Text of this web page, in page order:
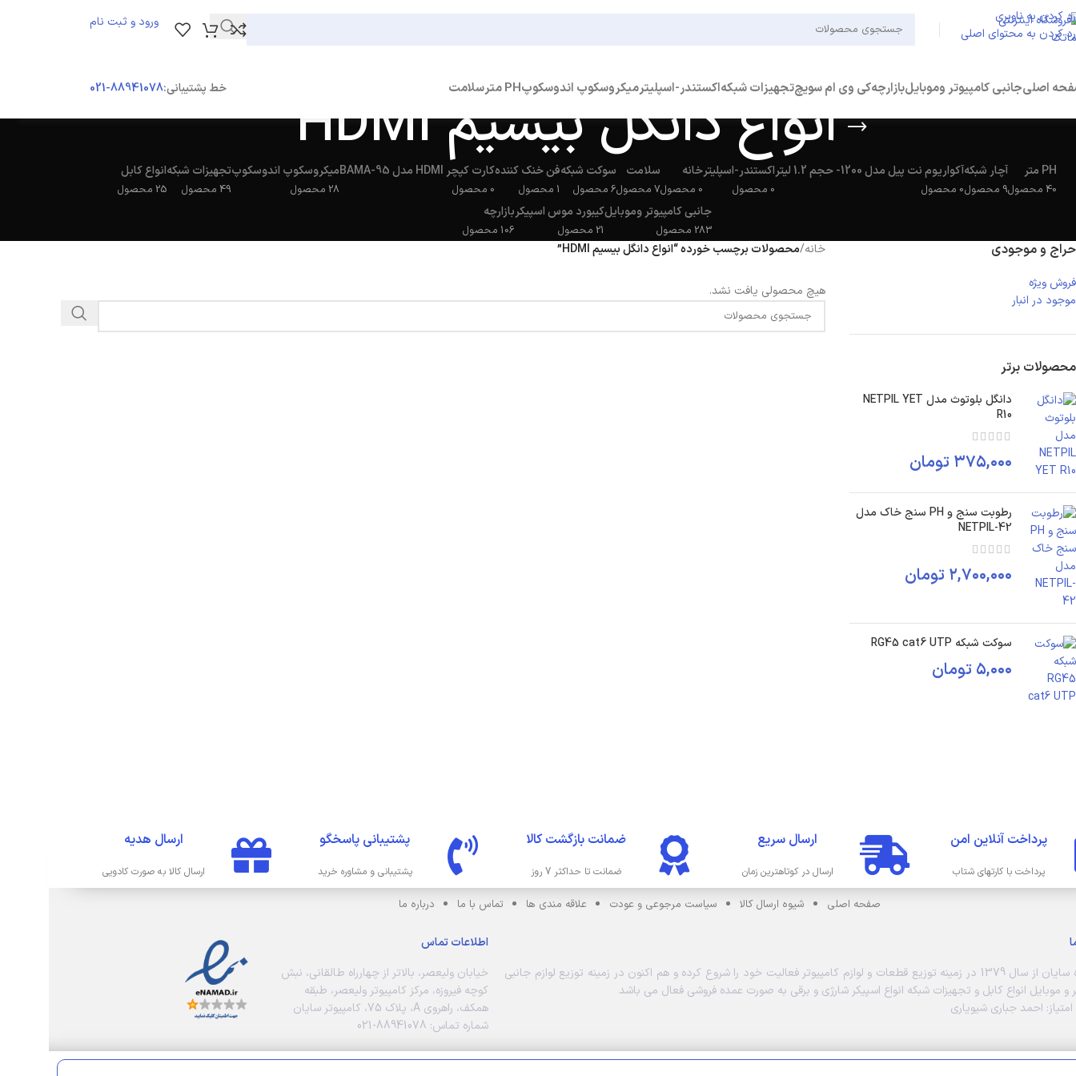
رد کردن به ناوبری
رد کردن به محتوای اصلی
ورود و ثبت نام
ورود / ثبت نام
اصلیجانبی کامپیوتر وموبایلبازارچهکی وی ام سویچتجهیزات شبکهاکستندر-اسپلیترمیکروسکوپ اندوسکوپPH متر سلامت خط پشتیبانی:88941078-021 انواع دانگل بیسیم HDMI
PH متر
40 محصول
آچار شبکه
9 محصول
آکواریوم نت پیل مدل 1200- حجم 1.2 لیتر
0 محصول
اکستندر-اسپلیتر
0 محصول
خانه
0 محصول
سلامت
7 محصول
سوکت شبکه
6 محصول
فن خنک کننده
1 محصول
کارت کپچر HDMI مدل BAMA-95
0 محصول
میکروسکوپ اندوسکوپ
28 محصول
تجهیزات شبکه
49 محصول
انواع کابل
25 محصول
جانبی کامپیوتر وموبایل
283 محصول
کیبورد موس اسپیکر
21 محصول
بازارچه
106 محصول
حراج و موجودی
فروش ویژه
موجود در انبار
محصولات برتر
دانگل بلوتوث مدل NETPIL YET
R10
۳۷۵,۰۰۰ تومان
رطوبت سنج و PH سنج خاک مدل
NETPIL-42
۲,۷۰۰,۰۰۰ تومان
سوکت شبکه RG45 cat6 UTP
۵,۰۰۰ تومان
خانه/محصولات برچسب خورده “انواع دانگل بیسیم HDMI”
هیچ محصولی یافت نشد.
پرداخت آنلاین امن
پرداخت با کارتهای شتاب
ارسال سریع
ارسال در کوتاهترین زمان
ضمانت بازگشت کالا
ضمانت تا حداکثر 7 روز
پشتیبانی پاسخگو
پشتیبانی و مشاوره خرید
ارسال هدیه
ارسال کالا به صورت کادویی
صفحه اصلی شیوه ارسال کالا سیاست مرجوعی و عودت علاقه مندی ها تماس با ما درباره ما
فروشگاه سایان از سال 1379 در زمینه توزیع قطعات و لوازم کامپیوتر فعالیت خود را شروع کرده و هم اکنون در زمینه توزیع لوازم جانبی
و موبایل انواع کابل و تجهیزات شبکه انواع اسپیکر شارژی و برقی به صورت عمده فروشی فعال می باشد
احمد جباری شیویاری
اطلاعات تماس
خیابان ولیعصر، بالاتر از چهارراه طالقانی، نبش
کوچه فیروزه، مرکز کامپیوتر ولیعصر، طبقه
همکف، راهروی A، پلاک 75، کامپیوتر سایان
شماره تماس: 88941078-021